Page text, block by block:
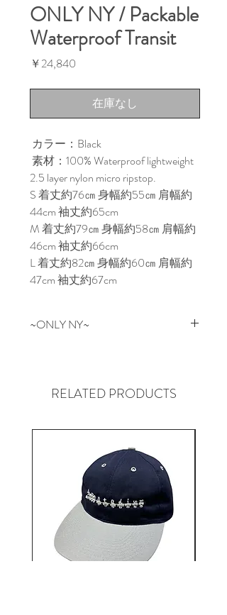
ONLY NY / Packable
Waterproof Transit
￥24,840
在庫なし
カラー：Black
素材：100% Waterproof lightweight
2.5 layer nylon micro ripstop.
S 着丈約76㎝ 身幅約55㎝ 肩幅約
44cm 袖丈約65cm
M 着丈約79㎝ 身幅約58㎝ 肩幅約
46cm 袖丈約66cm
L 着丈約82㎝ 身幅約60㎝ 肩幅約
47cm 袖丈約67cm
~ONLY NY~
革新的なデザインと97年頃の
NYC Graffitiカルチャー、コアな
チャーをルーツに持ち、地元Park
Ave近辺のHOODで起こる全ての
ものを表現しています。
RELATED PRODUCTS